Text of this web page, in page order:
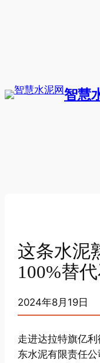
智慧
这条水泥
100%替
2024年8月19日
走进达拉特旗亿
东水泥有限责任